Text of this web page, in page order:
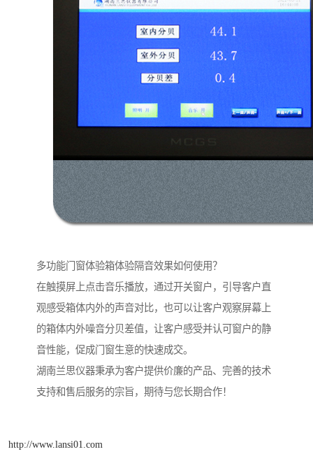
多功能门窗体验箱体验隔音效果如何使用？
在触摸屏上点击音乐播放，通过开关窗户，引导客户直
观感受箱体内外的声音对比，也可以让客户观察屏幕上
的箱体内外噪音分贝差值，让客户感受并认可窗户的静
音性能，促成门窗生意的快速成交。
湖南兰思仪器秉承为客户提供价廉的产品、完善的技术
支持和售后服务的宗旨，期待与您长期合作！
http://www.lansi01.com